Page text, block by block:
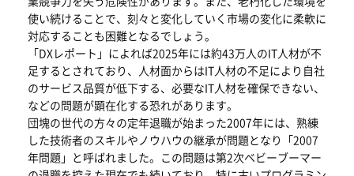
使い続けることで、刻々と変化していく市場の変化に柔軟に
対応することも困難となるでしょう。
「DXレポート」によれば2025年には約43万人のIT人材が不
足するとされており、人材面からはIT人材の不足により自社
のサービス品質が低下する、必要なIT人材を確保できない、
などの問題が顕在化する恐れがあります。
団塊の世代の方々の定年退職が始まった2007年には、熟練
した技術者のスキルやノウハウの継承が問題となり「2007
年問題」と呼ばれました。この問題は第2次ベビーブーマー